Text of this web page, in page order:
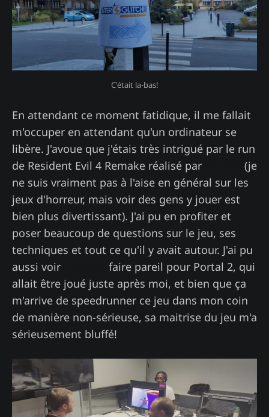
C'était la-bas!
En attendant ce moment fatidique, il me fallait
m'occuper en attendant qu'un ordinateur se
libère. J'avoue que j'étais très intrigué par le run
de Resident Evil 4 Remake réalisé par
(je
ne suis vraiment pas à l'aise en général sur les
jeux d'horreur, mais voir des gens y jouer est
bien plus divertissant). J'ai pu en profiter et
poser beaucoup de questions sur le jeu, ses
techniques et tout ce qu'il y avait autour. J'ai pu
aussi voir
faire pareil pour Portal 2, qui
allait être joué juste après moi, et bien que ça
m'arrive de speedrunner ce jeu dans mon coin
de manière non-sérieuse, sa maitrise du jeu m'a
sérieusement bluffé!